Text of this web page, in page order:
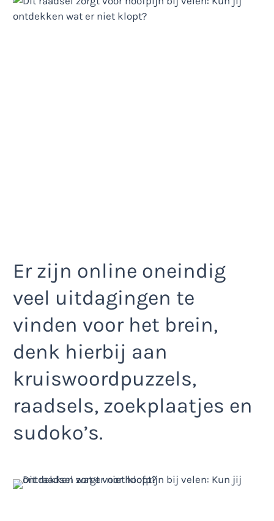
Er zijn online oneindig
veel uitdagingen te
vinden voor het brein,
denk hierbij aan
kruiswoordpuzzels,
raadsels, zoekplaatjes en
sudoko’s.